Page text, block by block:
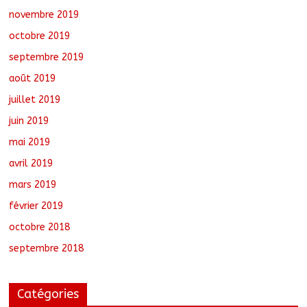
novembre 2019
octobre 2019
septembre 2019
août 2019
juillet 2019
juin 2019
mai 2019
avril 2019
mars 2019
février 2019
octobre 2018
septembre 2018
Catégories